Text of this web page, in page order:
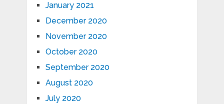
January 2021
December 2020
November 2020
October 2020
September 2020
August 2020
July 2020